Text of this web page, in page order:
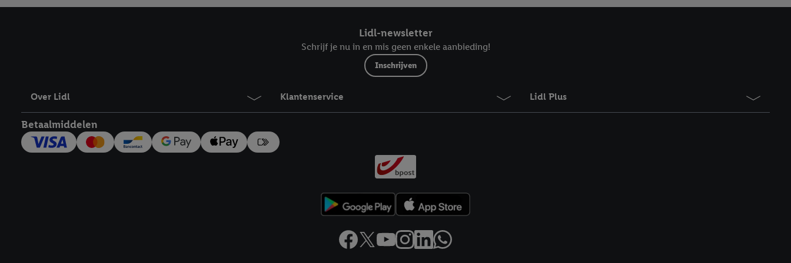
Lidl-newsletter
Schrijf je nu in en mis geen enkele aanbieding!
Inschrijven
Over Lidl Klantenservice Lidl Plus
Betaalmiddelen